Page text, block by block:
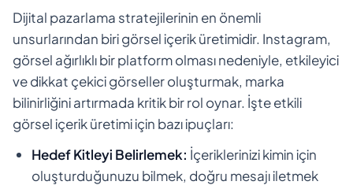
Dijital pazarlama stratejilerinin en önemli
unsurlarından biri görsel içerik üretimidir. Instagram,
görsel ağırlıklı bir platform olması nedeniyle, etkileyici
ve dikkat çekici görseller oluşturmak, marka
bilinirliğini artırmada kritik bir rol oynar. İşte etkili
görsel içerik üretimi için bazı ipuçları:
Hedef Kitleyi Belirlemek: İçeriklerinizi kimin için
oluşturduğunuzu bilmek, doğru mesajı iletmek